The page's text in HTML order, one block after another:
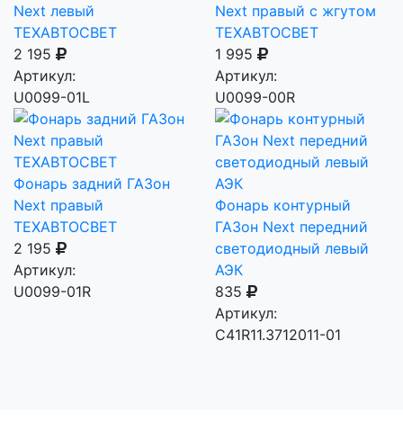
Next левый
ТЕХАВТОСВЕТ
2 195
Артикул:
U0099-01L
Next правый с жгутом
ТЕХАВТОСВЕТ
1 995
Артикул:
U0099-00R
Фонарь задний ГАЗон
Next правый
ТЕХАВТОСВЕТ
2 195
Артикул:
U0099-01R
Фонарь контурный
ГАЗон Next передний
светодиодный левый
АЭК
835
Артикул:
C41R11.3712011-01